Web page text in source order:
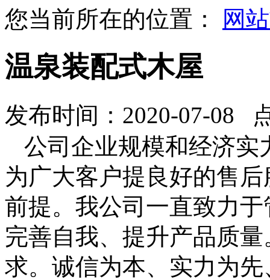
您当前所在的位置：
网
温泉装配式木屋
发布时间：2020-07-08
公司企业规模和经济实
为广大客户提良好的售
前提。我公司一直致力
完善自我、提升产品质
求。诚信为本、实力为